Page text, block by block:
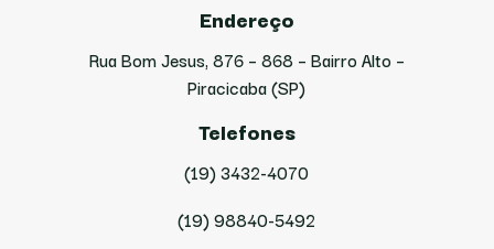
Endereço
Rua Bom Jesus, 876 – 868 – Bairro Alto –
Piracicaba (SP)
Telefones
(19) 3432-4070
(19) 98840-5492